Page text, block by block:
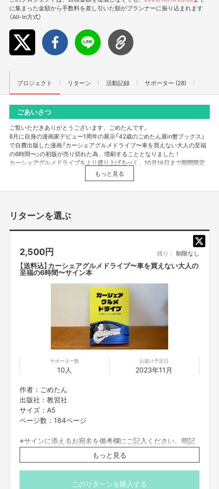
に集まった金額から手数料を差し引いた額がプランナーに振り込まれます
（All-In方式）
プロジェクト リターン 活動記録 サポーター (28)
ごあいさつ
ご覧いただきありがとうございます、ごめたんです。
8月に自身の漫画家デビュー1周年の展示「42歳のごめたん展in蟹ブックス」
で自費出版した漫画『カーシェアグルメドライブ〜車を買えない大人の至福
の6時間〜』の初版が売り切れた為、増刷することとなりました！
カーシェアグルメドライブをより盛り上げるべく、10月16日まで期間限定
でサイン本の受注と、漫画にまつわるグッズを制作いたしました！
カーシェアグルメドライブ～車を買えない大人の至福の６
39歳で免許合宿へ行き車の免許を取得。夢のマイカー生活に心躍らせる
んな時に出会ったのがカーシェアリングだった。ドライブと旨い飯が大好き
な著者が、今日という日を特別な1日にするため車を走らせる。距離料金の
かからない6時間以内で。
懐が寂しくても、たまには贅沢がしたいんだ。さぁ、どこへ行こう」
プロローグを含めた全8話を収録！（クリックで試し読みできます）
・第5話『新百合ヶ丘』
・第7話『守谷』
お宛名とイラストを入れたサイン本になります。
「自身2作目となる漫画を描きました。心を込めてサイン描きます（ごめた
ん）」
もっと見る
リターンを選ぶ
2,500円 残り： 制限なし
【送料込】カーシェアグルメドライブ〜車を買えない大人の
至福の6時間〜サイン本
サポーター数
10人
お届け予定日
2023年11月
作者：ごめたん
出版社：教習社
サイズ：A5
ページ数：184ページ
※サインに添えるお宛名を備考欄にご記入ください。明記
されていない場合はお宛名なしでお送りさせていただきま
す。
※送料はご支援額に含まれております。
※国内発送のみに限らせていただきます。
もっと見る
このリターンを購入する